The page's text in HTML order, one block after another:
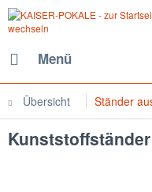
Menü
Übersicht Ständer